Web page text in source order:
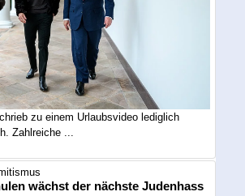
zu einem Urlaubsvideo lediglich
Zahlreiche ...
wächst der nächste Judenhass